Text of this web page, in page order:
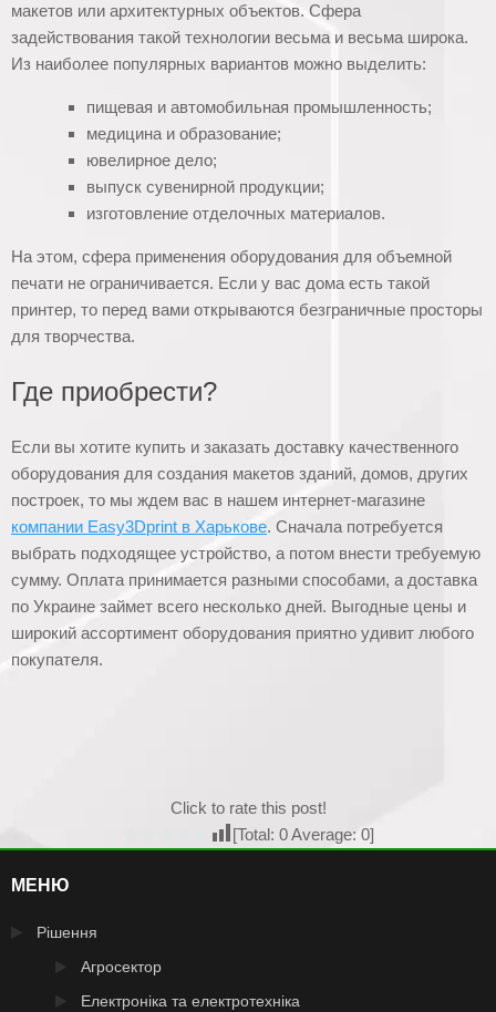
макетов или архитектурных объектов. Сфера
задействования такой технологии весьма и весьма широка.
Из наиболее популярных вариантов можно выделить:
пищевая и автомобильная промышленность;
медицина и образование;
ювелирное дело;
выпуск сувенирной продукции;
изготовление отделочных материалов.
На этом, сфера применения оборудования для объемной
печати не ограничивается. Если у вас дома есть такой
принтер, то перед вами открываются безграничные просторы
для творчества.
Где приобрести?
Если вы хотите купить и заказать доставку качественного
оборудования для создания макетов зданий, домов, других
построек, то мы ждем вас в нашем интернет-магазине
компании Easy3Dprint в Харькове. Сначала потребуется
выбрать подходящее устройство, а потом внести требуемую
сумму. Оплата принимается разными способами, а доставка
по Украине займет всего несколько дней. Выгодные цены и
широкий ассортимент оборудования приятно удивит любого
покупателя.
Click to rate this post!
[Total: 0Average: 0]
МЕНЮ
Рішення
Агросектор
Електроніка та електротехніка